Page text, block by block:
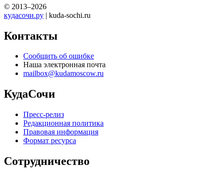
© 2013–2026
кудасочи.ру | kuda-sochi.ru
Контакты
Сообщить об ошибке
Наша электронная почта
mailbox@kudamoscow.ru
КудаСочи
Пресс-релиз
Редакционная политика
Правовая информация
Формат ресурса
Сотрудничество